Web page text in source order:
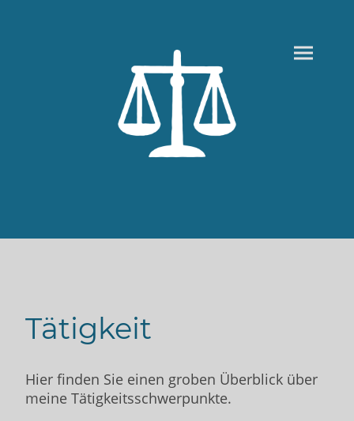
Tätigkeit
Hier finden Sie einen groben Überblick über
meine Tätigkeitsschwerpunkte.